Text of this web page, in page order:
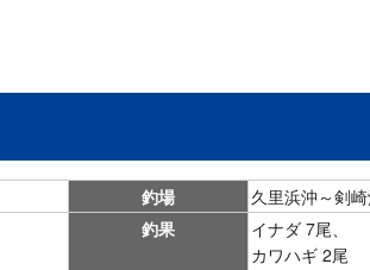
釣場
久里浜沖～剣
釣果
イナダ 7尾、
カワハギ 2尾